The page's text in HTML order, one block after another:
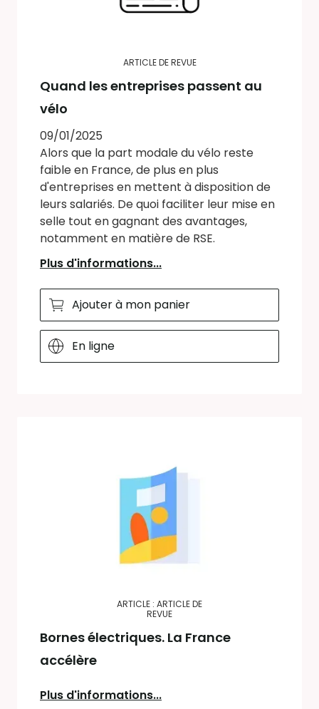
ARTICLE DE REVUE
Quand les entreprises passent au
vélo
09/01/2025
Alors que la part modale du vélo reste
faible en France, de plus en plus
d'entreprises en mettent à disposition de
leurs salariés. De quoi faciliter leur mise en
selle tout en gagnant des avantages,
notamment en matière de RSE.
Plus d'informations...
Ajouter à mon panier
En ligne
ARTICLE : ARTICLE DE
REVUE
Bornes électriques. La France
accélère
Plus d'informations...